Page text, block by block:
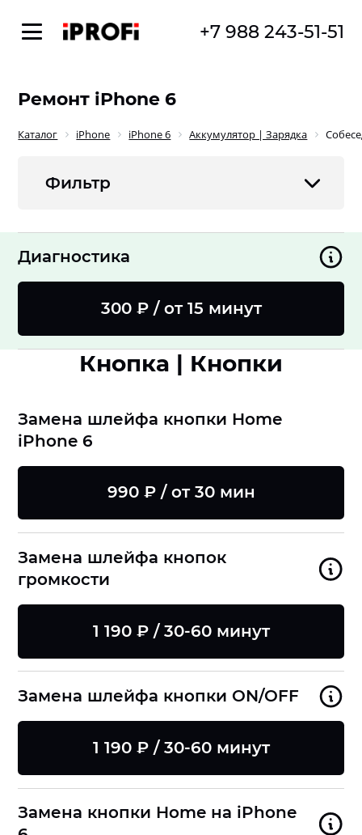
+7 988 243-51-51
Ремонт iPhone 6
Каталог iPhone iPhone 6 Аккумулятор | Зарядка
Фильтр
Диагностика
300 ₽ / от 15 минут
Кнопка | Кнопки
Замена шлейфа кнопки Home
iPhone 6
990 ₽ / от 30 мин
Замена шлейфа кнопок
громкости
1 190 ₽ / 30-60 минут
Замена шлейфа кнопки ON/OFF
1 190 ₽ / 30-60 минут
Замена кнопки Home на iPhone